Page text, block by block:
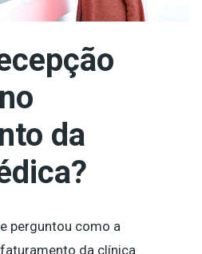
da
perguntou como a
da clínica